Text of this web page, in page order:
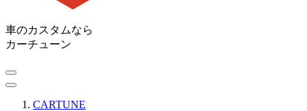
車のカスタムなら
カーチューン
CARTUNE